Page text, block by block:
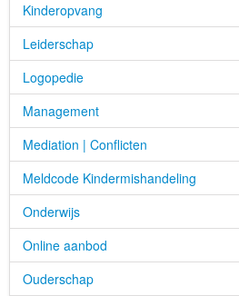
Kinderopvang
Leiderschap
Logopedie
Management
Mediation | Conflicten
Meldcode Kindermishandeling
Onderwijs
Online aanbod
Ouderschap